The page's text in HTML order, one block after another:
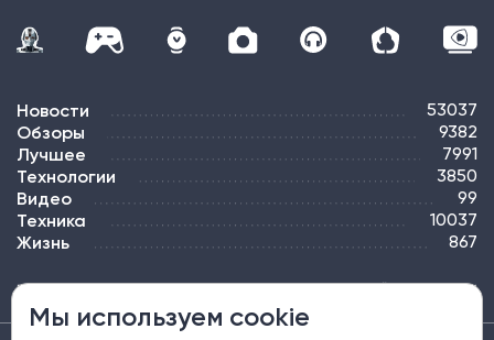
Новости 53037
Обзоры 9382
Лучшее 7991
Технологии 3850
Видео 99
Техника 10037
Жизнь 867
ПОДПИСКА РЕКЛАМА КОНТАКТЫ КАРТА САЙТА ТЭГИ
Мы используем cookie